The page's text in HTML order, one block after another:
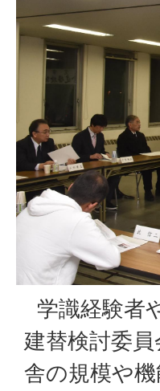
学識経験者
建替検討委
舎の規模や